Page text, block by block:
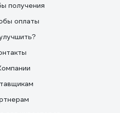
получения
оплаты